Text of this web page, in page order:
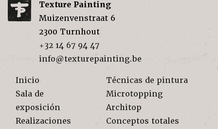
Texture Painting
Muizenvenstraat 6
2300 Turnhout
+32 14 67 94 47
info@texturepainting.be
Inicio
Sala de
exposición
Realizaciones
Técnicas de pintura
Microtopping
Architop
Conceptos totales